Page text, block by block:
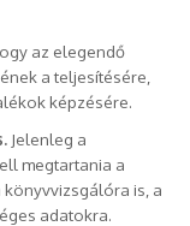
az elegendő
a teljesítésére,
képzésére.
Jelenleg a
megtartania a
is, a
adatokra.